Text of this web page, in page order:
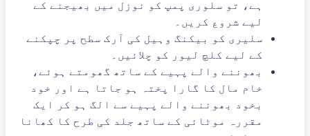
ہے، تو سلوری پمپ کو نوزل ​​میں بھیجنے کے
لیے شروع کریں۔
سلیری کو بیکنگ وہیل کی آرک سطح پر چپکنے
کے لیے کلچ لیور کو چلائیں۔
بھوننے والے پہیے کے ساتھ گھومتے ہوئے،
خام مال کا گارا پختہ ہو جاتا ہے اور خود
بخود بھوننے والے پہیے سے الگ ہو کر ایک
مقررہ موٹائی کے ساتھ جلد کی طرح کا کھانا